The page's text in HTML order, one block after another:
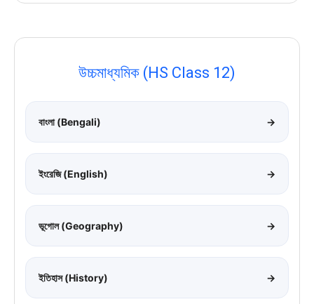
উচ্চমাধ্যমিক (HS Class 12)
বাংলা (Bengali) →
ইংরেজি (English) →
ভূগোল (Geography) →
ইতিহাস (History) →